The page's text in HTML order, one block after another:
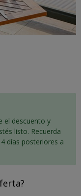
el descuento y
listo. Recuerda
días posteriores a